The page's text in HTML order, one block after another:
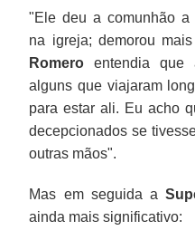
"Ele deu a comunhão a
na igreja; demorou
Romero entendia que
alguns que viajaram
para estar ali. Eu acho
decepcionados se
outras mãos".
Mas em seguida a
ainda mais significativo: